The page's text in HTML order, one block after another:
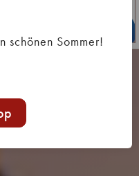
schönen Sommer!